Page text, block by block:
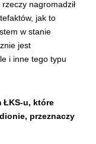
nagromadził
jak to
w stanie
jest
i inne tego typu
ŁKS-u, które
przeznaczy